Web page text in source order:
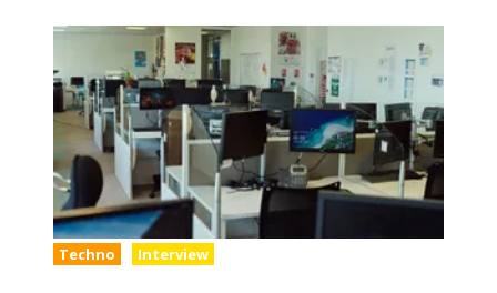
Techno Interview